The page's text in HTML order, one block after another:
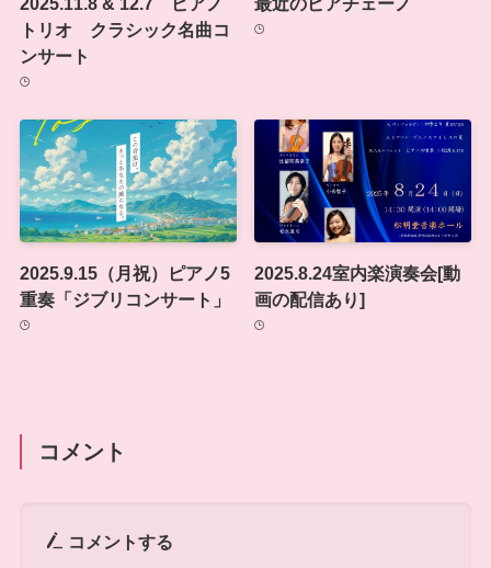
トリオ クラシック名曲コ
ンサート
2025.9.15（月祝）ピアノ5
重奏「ジブリコンサート」
2025.8.24室内楽演奏会[動
画の配信あり]
コメント
コメントする